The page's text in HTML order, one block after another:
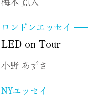
梅本 寛人
ロンドンエッセイ
LED on Tour
小野 あずさ
NYエッセイ